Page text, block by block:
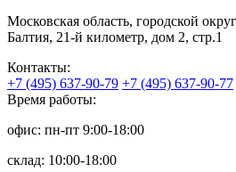
Московская область, городской
Балтия, 21-й километр, дом 2, стр.1
Контакты:
+7 (495) 637-90-79 +7 (495) 637-90-77
Время работы:
офис: пн-пт 9:00-18:00
склад: 10:00-18:00